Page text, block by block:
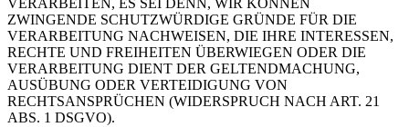
VERARBEITEN, ES SEI DENN, WIR KÖNNEN
ZWINGENDE SCHUTZWÜRDIGE GRÜNDE FÜR DIE
VERARBEITUNG NACHWEISEN, DIE IHRE INTERESSEN,
RECHTE UND FREIHEITEN ÜBERWIEGEN ODER DIE
VERARBEITUNG DIENT DER GELTENDMACHUNG,
AUSÜBUNG ODER VERTEIDIGUNG VON
RECHTSANSPRÜCHEN (WIDERSPRUCH NACH ART. 21
ABS. 1 DSGVO).